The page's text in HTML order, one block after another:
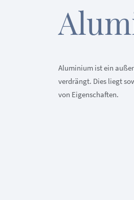
Aluminium ist ein
verdrängt. Dies liegt
von Eigenschaften.